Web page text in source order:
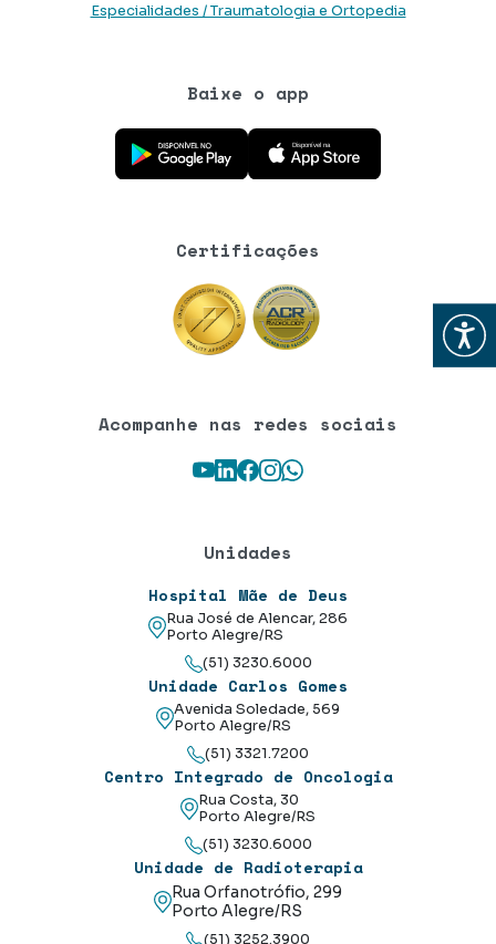
Abrir
Especialidades / Traumatologia e Ortopedia
Baixe o app
Baixe o aplicativo na Google Play Store
Baixe o aplicativo na App Store
Certificações
Acompanhe nas redes sociais
Youtube
LinkedIn
Facebook
Instagram
WhatsApp
Unidades
Hospital Mãe de Deus
Rua José de Alencar, 286
Porto Alegre/RS
(51) 3230.6000
Unidade Carlos Gomes
Avenida Soledade, 569
Porto Alegre/RS
(51) 3321.7200
Centro Integrado de Oncologia
Rua Costa, 30
Porto Alegre/RS
(51) 3230.6000
Unidade de Radioterapia
Rua Orfanotrófio, 299
Porto Alegre/RS
(51) 3252.3900